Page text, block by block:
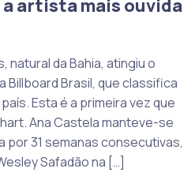
a artista mais ouvida
natural da Bahia, atingiu o
Billboard Brasil, que classifica
Esta é a primeira vez que
Ana Castela manteve-se
por 31 semanas consecutivas,
Safadão na […]